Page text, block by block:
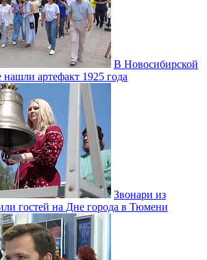
В Новосибирской
артефакт 1925 года
Звонари из
гостей на Дне города в Тюмени